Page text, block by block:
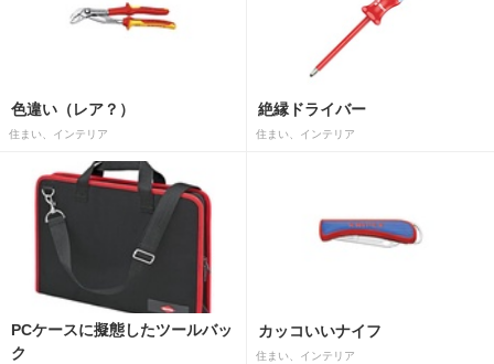
色違い（レア？）
住まい、インテリア
絶縁ドライバー
住まい、インテリア
PCケースに擬態したツールバッ
ク
カッコいいナイフ
住まい、インテリア